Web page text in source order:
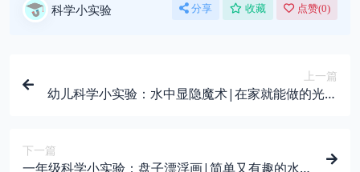
科学小实验 分享 收藏 点赞(0)
上一篇
幼儿科学小实验：水中显隐魔术|在家就能做的光学
下一篇
一年级科学小实验：盘子漂浮画|简单又有趣的水油